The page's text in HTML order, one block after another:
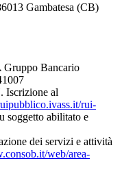
Gambatesa (CB)
Gruppo Bancario
Iscrizione al
rui-
soggetto abilitato e
dei servizi e attività
web/area-